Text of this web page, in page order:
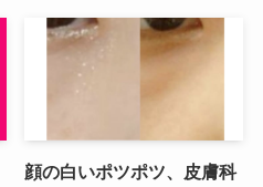
顔の白いポツポツ、皮膚科